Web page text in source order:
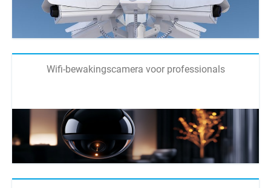
Wifi-bewakingscamera voor professionals